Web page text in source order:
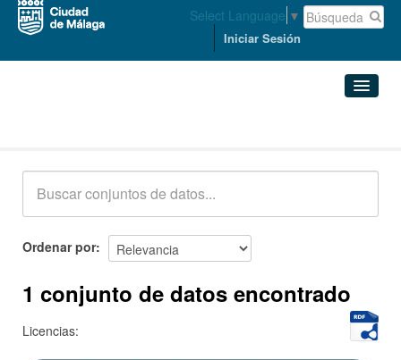
Select Language ▼
Iniciar Sesión
Acerca de
Ordenar por
1 conjunto de datos encontrado
Licencias: